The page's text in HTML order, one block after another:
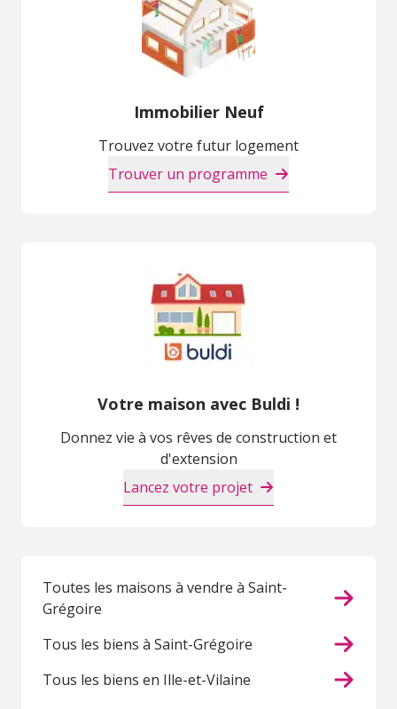
Immobilier Neuf
Trouvez votre futur logement
Trouver un programme
Votre maison avec Buldi !
Donnez vie à vos rêves de construction et
d'extension
Lancez votre projet
Toutes les maisons à vendre à Saint-
Grégoire
Tous les biens à Saint-Grégoire
Tous les biens en Ille-et-Vilaine